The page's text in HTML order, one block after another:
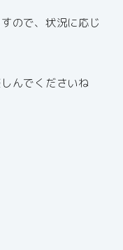
ので、状況に応じ
んでくださいね